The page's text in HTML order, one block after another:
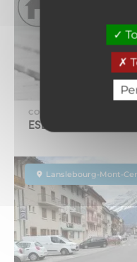
COMMERCE ET SERVICE
ESDI
Lanslebourg-Mont-